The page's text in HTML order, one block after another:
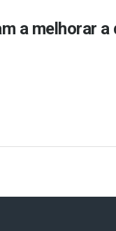
a melhorar